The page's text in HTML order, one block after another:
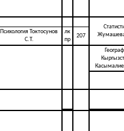
Психология Токтосунов
С.Т.
лк
пр
207